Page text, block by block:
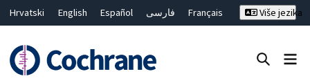
Hrvatski English Español فارسی
Français
繁體中文
简体中文
Više jezika